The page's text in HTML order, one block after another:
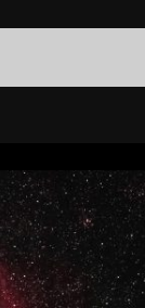
Majid
Elahi